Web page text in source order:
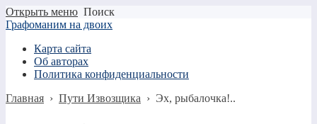
Открыть меню Поиск
Графоманим на двоих
Карта сайта
Об авторах
Политика конфиденциальности
Главная › Пути Извозщика › Эх, рыбалочка!..